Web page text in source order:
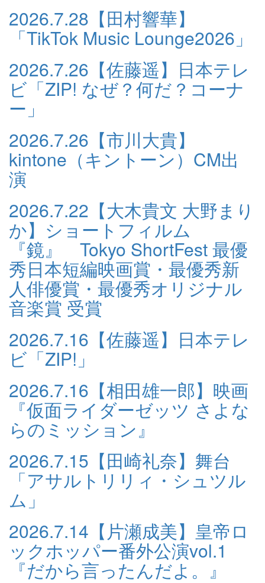
2026.7.28 【田村響華】
「TikTok Music Lounge2026」
2026.7.26 【佐藤遥】日本テレ
ビ「ZIP! なぜ？何だ？コーナ
ー」
2026.7.26 【市川大貴】
kintone（キントーン）CM出
演
2026.7.22 【大木貴文 大野まり
か】ショートフィルム
『鏡』 Tokyo ShortFest 最優
秀日本短編映画賞・最優秀新
人俳優賞・最優秀オリジナル
音楽賞 受賞
2026.7.16 【佐藤遥】日本テレ
ビ「ZIP!」
2026.7.16 【相田雄一郎】映画
『仮面ライダーゼッツ さよな
らのミッション』
2026.7.15 【田崎礼奈】舞台
「アサルトリリィ・シュツル
ム」
2026.7.14 【片瀬成美】皇帝ロ
ックホッパー番外公演vol.1
『だから言ったんだよ。』